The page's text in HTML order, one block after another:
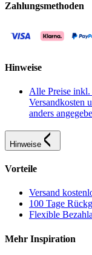
Zahlungsmethoden
Hinweise
Alle Preise inkl.
Versandkosten
anders
Hinweise
Vorteile
Versand
100 Tage
Flexible
Mehr Inspiration